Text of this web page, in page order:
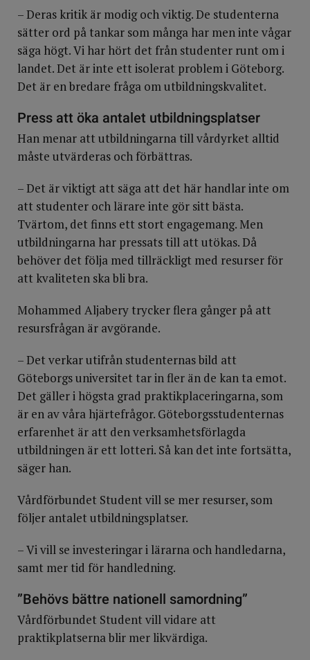
– Deras kritik är modig och viktig. De studenterna
sätter ord på tankar som många har men inte vågar
säga högt. Vi har hört det från studenter runt om i
landet. Det är inte ett isolerat problem i Göteborg.
Det är en bredare fråga om utbildningskvalitet.
Press att öka antalet utbildningsplatser
Han menar att utbildningarna till vårdyrket alltid
måste utvärderas och förbättras.
– Det är viktigt att säga att det här handlar inte om
att studenter och lärare inte gör sitt bästa.
Tvärtom, det finns ett stort engagemang. Men
utbildningarna har pressats till att utökas. Då
behöver det följa med tillräckligt med resurser för
att kvaliteten ska bli bra.
Mohammed Aljabery trycker flera gånger på att
resursfrågan är avgörande.
– Det verkar utifrån studenternas bild att
Göteborgs universitet tar in fler än de kan ta emot.
Det gäller i högsta grad praktikplaceringarna, som
är en av våra hjärtefrågor. Göteborgsstudenternas
erfarenhet är att den verksamhetsförlagda
utbildningen är ett lotteri. Så kan det inte fortsätta,
säger han.
Vårdförbundet Student vill se mer resurser, som
följer antalet utbildningsplatser.
– Vi vill se investeringar i lärarna och handledarna,
samt mer tid för handledning.
”Behövs bättre nationell samordning”
Vårdförbundet Student vill vidare att
praktikplatserna blir mer likvärdiga.